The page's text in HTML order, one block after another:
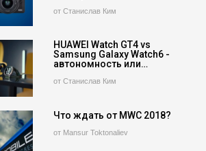
от Станислав Ким
HUAWEI Watch GT4 vs
Samsung Galaxy Watch6 -
автономность или…
от Станислав Ким
Что ждать от MWC 2018?
от Mansur Toktonaliev